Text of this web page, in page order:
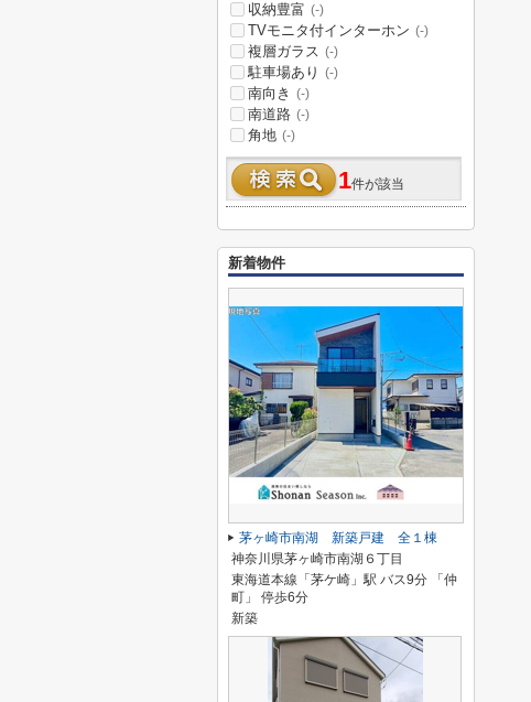
収納豊富 (-)
TVモニタ付インターホン (-)
複層ガラス (-)
駐車場あり (-)
南向き (-)
南道路 (-)
角地 (-)
1件が該当
新着物件
茅ヶ崎市南湖 新築戸建 全１棟
神奈川県茅ヶ崎市南湖６丁目
東海道本線「茅ケ崎」駅 バス9分 「仲
町」 停歩6分
新築